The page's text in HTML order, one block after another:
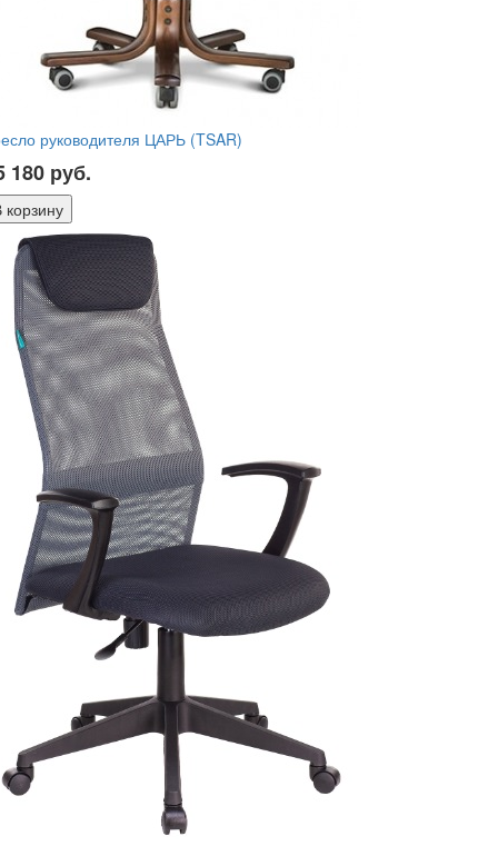
руководителя ЦАРЬ (TSAR)
180 руб.